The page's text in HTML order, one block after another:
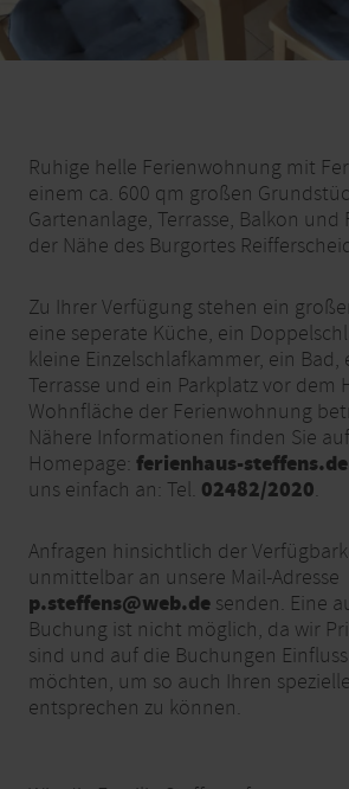
Ruhige helle Ferienwohnung mit
einem ca. 600 qm großen
Gartenanlage, Terrasse, Balkon und
der Nähe des Burgortes
Zu Ihrer Verfügung stehen ein
eine seperate Küche, ein
kleine Einzelschlafkammer, ein Bad,
Terrasse und ein Parkplatz vor dem
Wohnfläche der Ferienwohnung
Nähere Informationen finden Sie
Homepage: ferienhaus-steffens.de
uns einfach an: Tel. 02482/2020.
Anfragen hinsichtlich der
unmittelbar an unsere Mail-Adresse
p.steffens@web.de senden. Eine
Buchung ist nicht möglich, da wir
sind und auf die Buchungen
möchten, um so auch Ihren
entsprechen zu können.